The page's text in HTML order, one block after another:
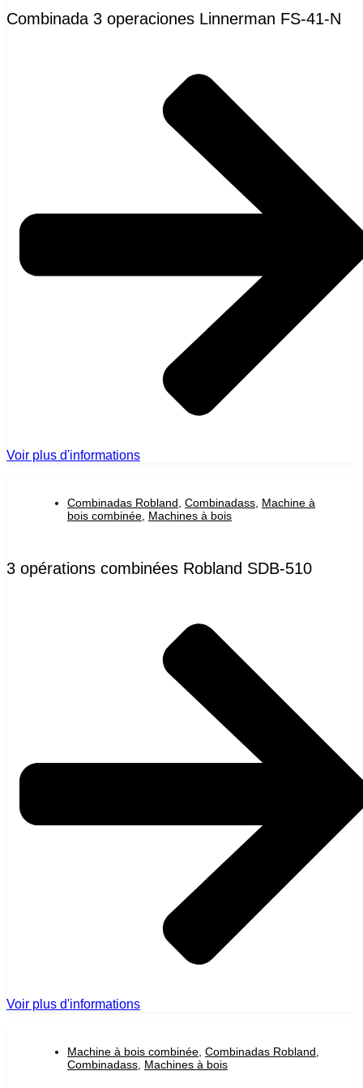
Combinada 3 operaciones Linnerman FS-41-N
Voir plus d'informations
Combinadas Robland Combinadass Machine à
bois combinée Machines à bois
3 opérations combinées Robland SDB-510
Voir plus d'informations
Machine à bois combinée, Combinadas Robland,
Combinadass, Machines à bois